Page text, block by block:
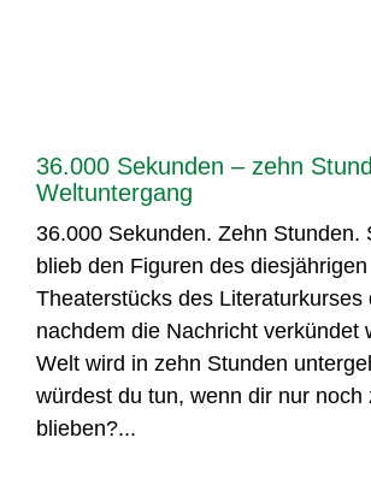
36.000 Sekunden – zehn
Weltuntergang
36.000 Sekunden. Zehn Stunden.
blieb den Figuren des diesjährigen
Theaterstücks des Literaturkurses
nachdem die Nachricht verkündet
Welt wird in zehn Stunden
würdest du tun, wenn dir nur noch
blieben?...